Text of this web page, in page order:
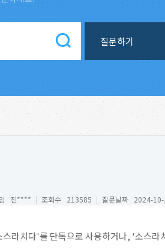
질문하기
진**** | 조회수 213585 | 질문날짜 2024-10-
라치다'를 단독으로 사용하거나, '소스라